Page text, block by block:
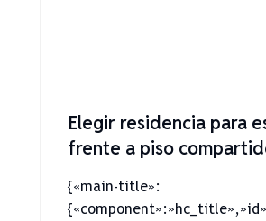
Elegir residencia para
frente a piso
{«main-title»: